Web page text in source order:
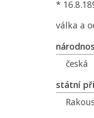
*
válka a
česká
státní